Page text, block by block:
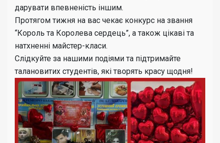
дарувати впевненість іншим.
Протягом тижня на вас чекає конкурс на звання
“Король та Королева сердець”, а також цікаві та
натхненні майстер-класи.
Слідкуйте за нашими подіями та підтримайте
талановитих студентів, які творять красу щодня!